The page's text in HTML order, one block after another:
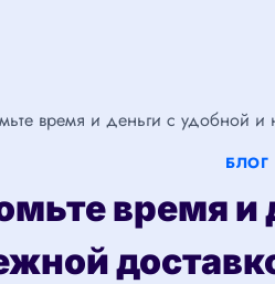
время и деньги с удобной
БЛОГ
время и